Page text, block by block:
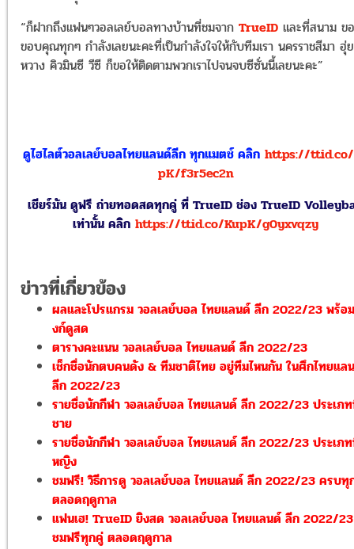
“ก็ฝากถึงแฟนๆวอลเลย์บอลทางบ้านที่ชมจาก TrueID และที่สนาม ขอ
ขอบคุณทุกๆ กำลังเลยนะคะที่เป็นกำลังใจให้กับทีมเรา นครราชสีมา ฮุ่ย
หวาง คิวมินซี วีซี ก็ขอให้ติดตามพวกเราไปจนจบซีซั่นนี้เลยนะคะ”
ดูไฮไลต์วอลเลย์บอลไทยแลนด์ลีก ทุกแมตช์ คลิก https://
pK/f3r5ec2n
เชียร์มัน ดูฟรี ถ่ายทอดสดทุกคู่ ที่ TrueID ช่อง TrueID
เท่านั้น คลิก https://ttid.co/KupK/g0yxvqzy
ข่าวที่เกี่ยวข้อง
ผลและโปรแกรม วอลเลย์บอล ไทยแลนด์ ลีก 2022/23 พร้อ
งก์ดูสด
ตารางคะแนน วอลเลย์บอล ไทยแลนด์ ลีก 2022/23
เช็กชื่อนักตบคนดัง & ทีมชาติไทย อยู่ทีมไหนกัน ในศึกไทยแล
ลีก 2022/23
รายชื่อนักกีฬา วอลเลย์บอล ไทยแลนด์ ลีก 2022/23 ประเภ
ชาย
รายชื่อนักกีฬา วอลเลย์บอล ไทยแลนด์ ลีก 2022/23 ประเภ
หญิง
ชมฟรี! วิธีการดู วอลเลย์บอล ไทยแลนด์ ลีก 2022/23 ครบทุ
ตลอดฤดูกาล
แฟนเฮ! TrueID ยิงสด วอลเลย์บอล ไทยแลนด์ ลีก 2022/23
ชมฟรีทุกคู่ ตลอดฤดูกาล